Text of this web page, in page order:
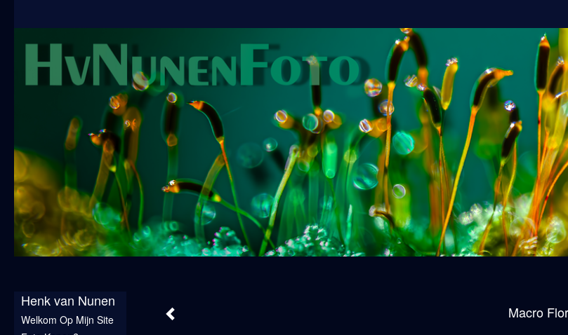
Macro
Henk van Nunen
Welkom Op Mijn Site